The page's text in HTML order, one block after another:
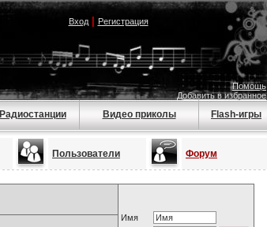
Вход| Регистрация
Помощь
Добавить в избранное
Радиостанции Видео приколы Flash-игры
Пользователи Форум
Имя